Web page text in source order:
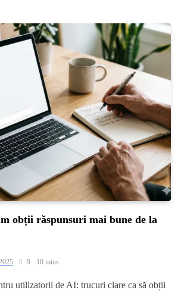
obții răspunsuri mai bune de la
9 10 mins
utilizatorii de AI: trucuri clare ca să obții